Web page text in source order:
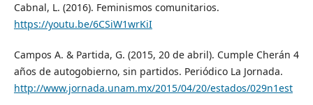
Cabnal, L. (2016). Feminismos comunitarios.
https://youtu.be/6CSiW1wrKiI
Campos A. & Partida, G. (2015, 20 de abril). Cumple Cherán 4
años de autogobierno, sin partidos. Periódico La Jornada.
http://www.jornada.unam.mx/2015/04/20/estados/029n1est